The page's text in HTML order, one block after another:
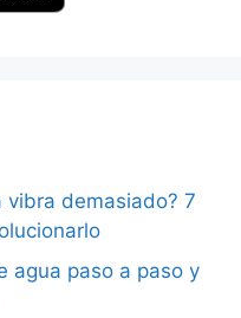
vibra demasiado? 7
agua paso a paso y